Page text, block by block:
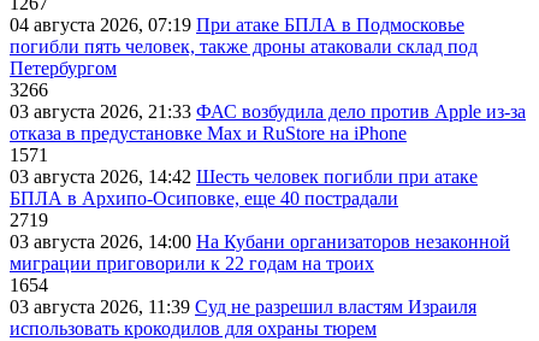
04 августа 2026, 07:19 При атаке БПЛА в Подмосковье
погибли пять человек, также дроны атаковали склад под
Петербургом
3266
03 августа 2026, 21:33 ФАС возбудила дело против Apple из-за
отказа в предустановке Max и RuStore на iPhone
1571
03 августа 2026, 14:42 Шесть человек погибли при атаке
БПЛА в Архипо-Осиповке, еще 40 пострадали
2719
03 августа 2026, 14:00 На Кубани организаторов незаконной
миграции приговорили к 22 годам на троих
1654
03 августа 2026, 11:39 Суд не разрешил властям Израиля
использовать крокодилов для охраны тюрем